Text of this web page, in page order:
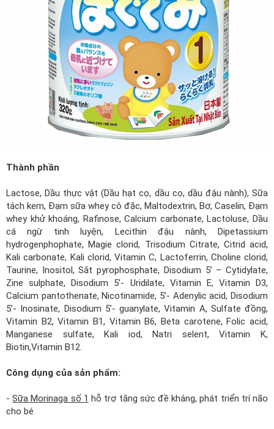
Thành phần
Lactose, Dầu thực vật (Dầu hạt cọ, dầu cọ, dầu đậu nành), Sữa
tách kem, Đạm sữa whey cô đặc, Maltodextrin, Bơ, Caselin, Đạm
whey khử khoáng, Rafinose, Calcium carbonate, Lactoluse, Dầu
cá ngừ tinh luyện, Lecithin đậu nành, Dipetassium
hydrogenphophate, Magie clorid, Trisodium Citrate, Citrid acid,
Kali carbonate, Kali clorid, Vitamin C, Lactoferrin, Choline clorid,
Taurine, Inositol, Sắt pyrophosphate, Disodium 5’ – Cytidylate,
Zine sulphate, Disodium 5’- Uridilate, Vitamin E, Vitamin D3,
Calcium pantothenate, Nicotinamide, 5’- Adenylic acid, Disodium
5’- Inosinate, Disodium 5’- guanylate, Vitamin A, Sulfate đồng,
Vitamin B2, Vitamin B1, Vitamin B6, Beta carotene, Folic acid,
Manganese sulfate, Kali iod, Natri selent, Vitamin K,
Biotin,Vitamin B12.
Công dụng của sản phẩm:
-Sữa Morinaga số 1 hỗ trợ tăng sức đề kháng, phát triển trí não
cho bé